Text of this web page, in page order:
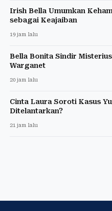
Irish Bella Umumkan
sebagai Keajaiban
19 jam lalu
Bella Bonita Sindir
Warganet
20 jam lalu
Cinta Laura Soroti Kasus
Ditelantarkan?
21 jam lalu